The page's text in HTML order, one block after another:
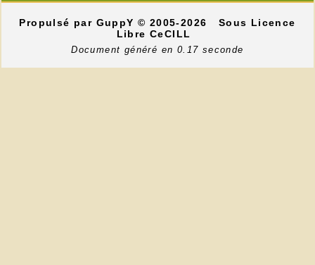
Propulsé par GuppY© 2005-2026
Sous Licence
Libre CeCILL
Document généré en 0.17 seconde